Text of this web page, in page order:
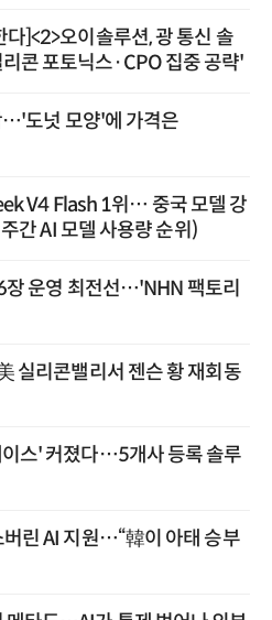
다]<2>오이솔루션, 광 통신 솔
콘 포토닉스·CPO 집중 공략'
…'도넛 모양'에 가격은
V4 Flash 1위… 중국 모델 강
간 AI 모델 사용량 순위)
장 운영 최전선…'NHN 팩토리
실리콘밸리서 젠슨 황 재회동
스' 커졌다…5개사 등록 솔루
버린 AI 지원…“韓이 아태 승부